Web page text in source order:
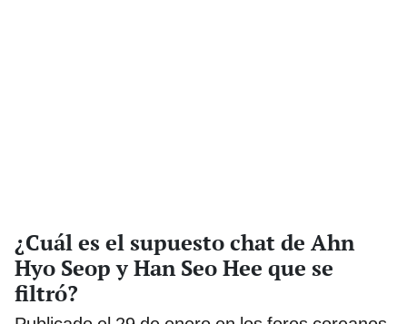
¿Cuál es el supuesto chat de Ahn
Hyo Seop y Han Seo Hee que se
filtró?